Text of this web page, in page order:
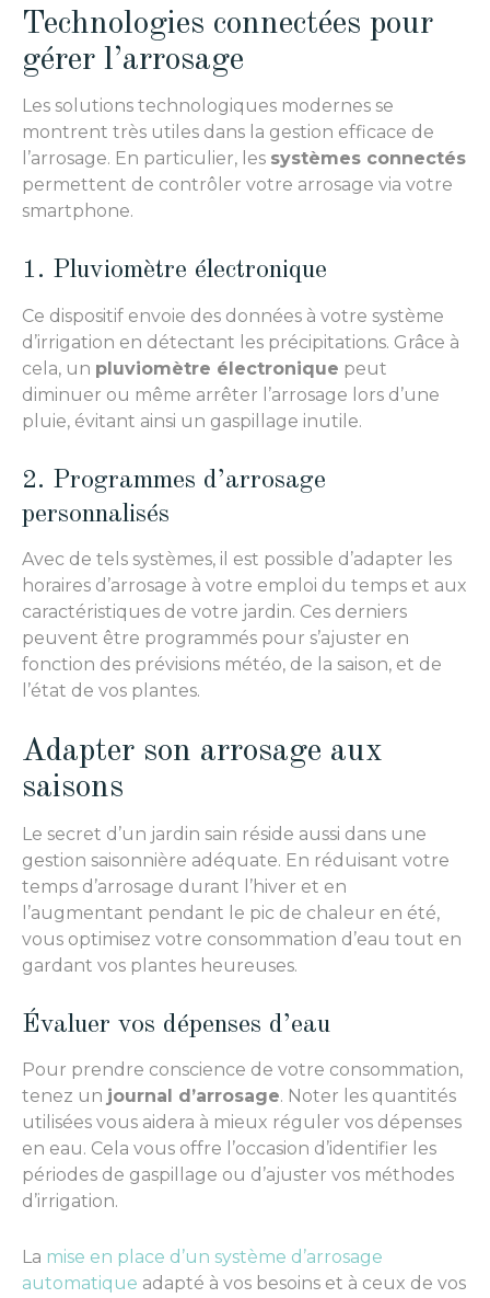
Technologies connectées pour
gérer l’arrosage
Les solutions technologiques modernes se
montrent très utiles dans la gestion efficace de
l’arrosage. En particulier, les systèmes connectés
permettent de contrôler votre arrosage via votre
smartphone.
1. Pluviomètre électronique
Ce dispositif envoie des données à votre système
d’irrigation en détectant les précipitations. Grâce à
cela, un pluviomètre électronique peut
diminuer ou même arrêter l’arrosage lors d’une
pluie, évitant ainsi un gaspillage inutile.
2. Programmes d’arrosage
personnalisés
Avec de tels systèmes, il est possible d’adapter les
horaires d’arrosage à votre emploi du temps et aux
caractéristiques de votre jardin. Ces derniers
peuvent être programmés pour s’ajuster en
fonction des prévisions météo, de la saison, et de
l’état de vos plantes.
Adapter son arrosage aux
saisons
Le secret d’un jardin sain réside aussi dans une
gestion saisonnière adéquate. En réduisant votre
temps d’arrosage durant l’hiver et en
l’augmentant pendant le pic de chaleur en été,
vous optimisez votre consommation d’eau tout en
gardant vos plantes heureuses.
Évaluer vos dépenses d’eau
Pour prendre conscience de votre consommation,
tenez un journal d’arrosage. Noter les quantités
utilisées vous aidera à mieux réguler vos dépenses
en eau. Cela vous offre l’occasion d’identifier les
périodes de gaspillage ou d’ajuster vos méthodes
d’irrigation.
La mise en place d’un système d’arrosage
automatique adapté à vos besoins et à ceux de vos